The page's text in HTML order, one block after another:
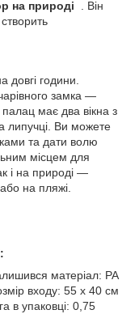
на природі . Він
години.
замка —
має два вікна з
липучці. Ви можете
та дати волю
місцем для
і на природі —
на пляжі.
матеріал: PA
входу: 55 х 40 см
в упаковці: 0,75